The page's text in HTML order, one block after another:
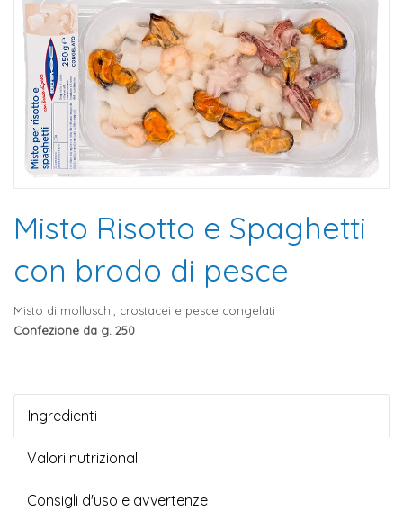
Misto Risotto e Spaghetti
con brodo di pesce
Misto di molluschi, crostacei e pesce congelati
Confezione da g. 250
Ingredienti
Valori nutrizionali
Consigli d'uso e avvertenze